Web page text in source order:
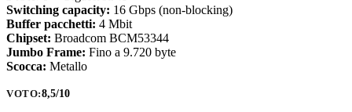
Switching capacity: 16 Gbps (non-blocking)
Buffer pacchetti: 4 Mbit
Chipset: Broadcom BCM53344
Jumbo Frame: Fino a 9.720 byte
Scocca: Metallo
VOTO:8,5/10